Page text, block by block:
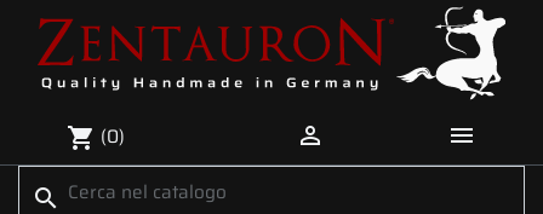
shopping_cart (0)  
search